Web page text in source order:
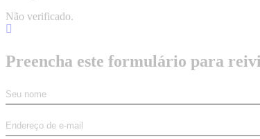
Não verificado.
Preencha este formulário para